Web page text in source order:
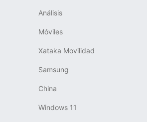
Análisis
Móviles
Xataka Movilidad
Samsung
China
Windows 11